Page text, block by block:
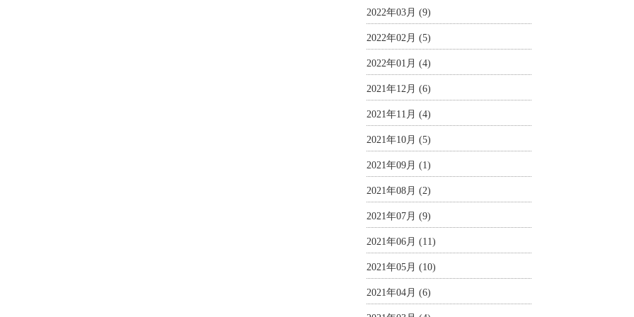
2022年03月 (9)
2022年02月 (5)
2022年01月 (4)
2021年12月 (6)
2021年11月 (4)
2021年10月 (5)
2021年09月 (1)
2021年08月 (2)
2021年07月 (9)
2021年06月 (11)
2021年05月 (10)
2021年04月 (6)